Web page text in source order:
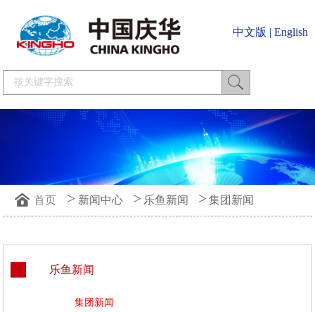
中文版 | English
首页 > 新闻中心 > 乐鱼新闻 > 集团新闻
乐鱼新闻
集团新闻